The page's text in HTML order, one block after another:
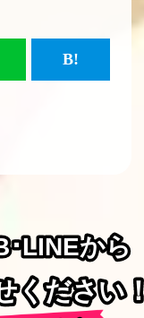
･LINEから
･LINEから
ください
ください